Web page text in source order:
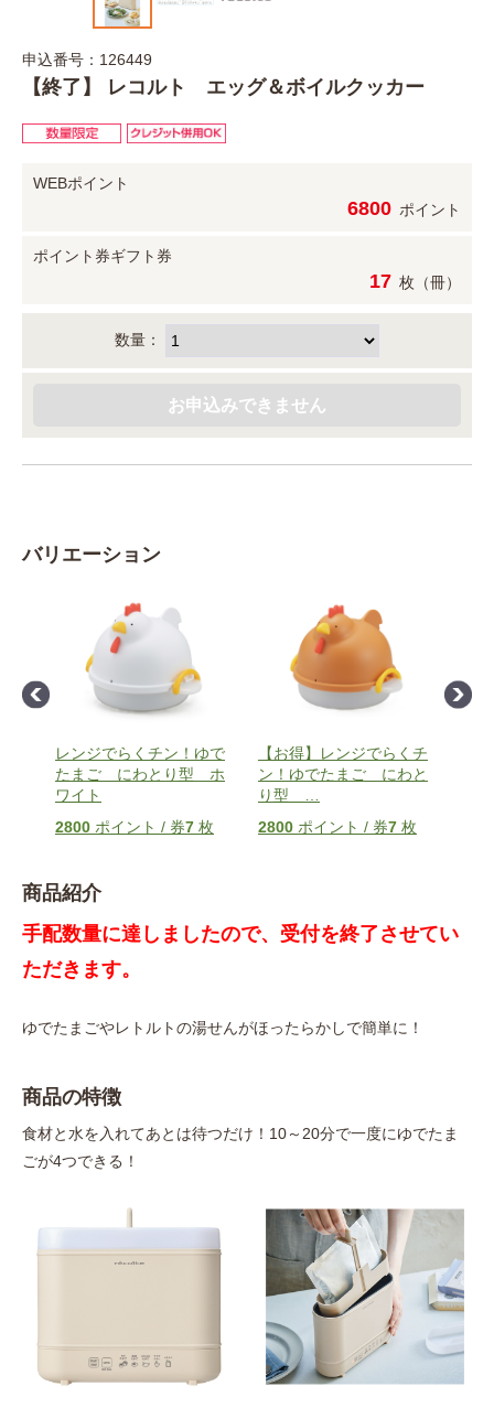
申込番号：126449
【終了】 レコルト エッグ＆ボイルクッカー
WEBポイント
6800 ポイント
ポイント券ギフト券
17 枚（冊）
数量：
バリエーション
レンジでらくチン！ゆで
たまご にわとり型 ホ
ワイト
2800 ポイント / 券7 枚
【お得】レンジでらくチ
ン！ゆでたまご にわと
り型
2800 ポイント / 券7 枚
商品紹介
手配数量に達しましたので、受付を終了させてい
ただきます。
ゆでたまごやレトルトの湯せんがほったらかしで簡単に！
商品の特徴
食材と水を入れてあとは待つだけ！10～20分で一度にゆでたま
ごが4つできる！